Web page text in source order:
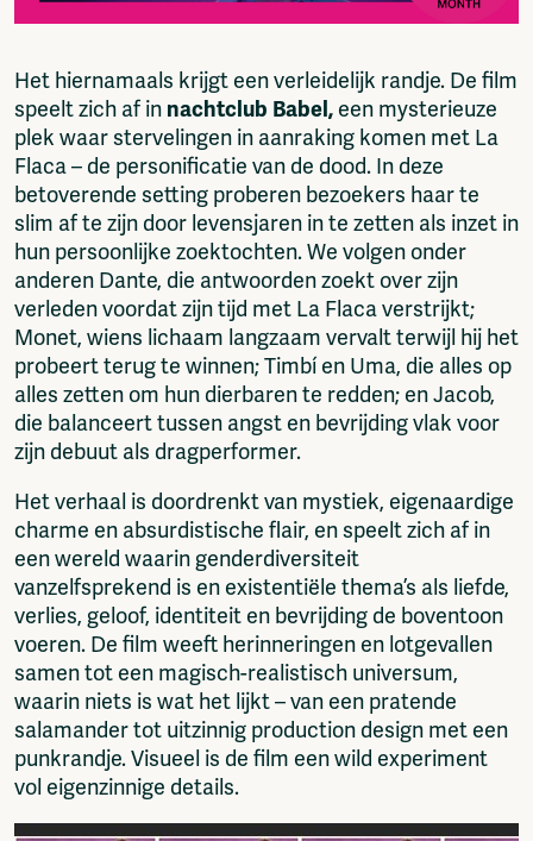
Members
CMS for venues
Het hiernamaals krijgt een verleidelijk randje. De film
speelt zich af in nachtclub Babel, een mysterieuze
plek waar stervelingen in aanraking komen met La
Flaca – de personificatie van de dood. In deze
betoverende setting proberen bezoekers haar te
slim af te zijn door levensjaren in te zetten als inzet in
hun persoonlijke zoektochten. We volgen onder
anderen Dante, die antwoorden zoekt over zijn
verleden voordat zijn tijd met La Flaca verstrijkt;
Monet, wiens lichaam langzaam vervalt terwijl hij het
probeert terug te winnen; Timbí en Uma, die alles op
alles zetten om hun dierbaren te redden; en Jacob,
die balanceert tussen angst en bevrijding vlak voor
zijn debuut als dragperformer.
Het verhaal is doordrenkt van mystiek, eigenaardige
charme en absurdistische flair, en speelt zich af in
een wereld waarin genderdiversiteit
vanzelfsprekend is en existentiële thema’s als liefde,
verlies, geloof, identiteit en bevrijding de boventoon
voeren. De film weeft herinneringen en lotgevallen
samen tot een magisch-realistisch universum,
waarin niets is wat het lijkt – van een pratende
salamander tot uitzinnig production design met een
punkrandje. Visueel is de film een wild experiment
vol eigenzinnige details.